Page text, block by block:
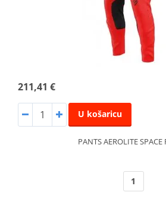
211,41 €
U košaricu
PANTS AEROLITE SPACE
1